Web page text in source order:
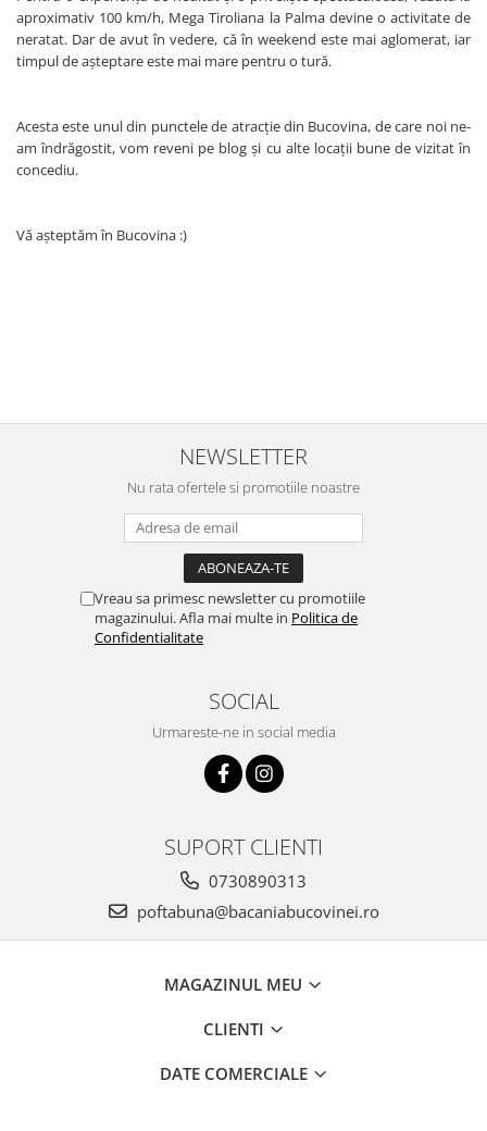
aproximativ 100 km/h, Mega Tiroliana la Palma devine o activitate de
neratat. Dar de avut în vedere, că în weekend este mai aglomerat, iar
timpul de așteptare este mai mare pentru o tură.
Acesta este unul din punctele de atracție din Bucovina, de care noi ne-
am îndrăgostit, vom reveni pe blog și cu alte locații bune de vizitat în
concediu.
Vă așteptăm în Bucovina :)
NEWSLETTER
Nu rata ofertele si promotiile noastre
Vreau sa primesc newsletter cu promotiile
magazinului. Afla mai multe in Politica de
Confidentialitate
SOCIAL
Urmareste-ne in social media
SUPORT CLIENTI
0730890313
poftabuna@bacaniabucovinei.ro
MAGAZINUL MEU
CLIENTI
DATE COMERCIALE